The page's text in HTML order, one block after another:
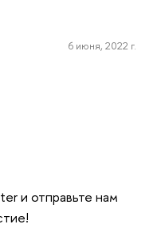
6 июня, 2022 г.
и отправьте нам